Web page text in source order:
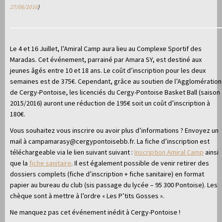
27/06/2016)
Le 4 et 16 Juillet, l’Amiral Camp aura lieu au Complexe Sportif des
Maradas. Cet événement, parrainé par Amara SY, est destiné aux
jeunes âgés entre 10 et 18 ans. Le coût d’inscription pour les deux
semaines est de 375€. Cependant, grâce au soutien de l’Agglomération
de Cergy-Pontoise, les licenciés du Cergy-Pontoise Basket Ball (saison
2015/2016) auront une réduction de 195€ soit un coût d’inscription à
180€.
Vous souhaitez vous inscrire ou avoir plus d’informations ? Envoyez un
mail à campamarasy@cergypontoisebb.fr. La fiche d’inscription est
téléchargeable via le lien suivant suivant : Inscription Amiral Camp ainsi
que la fiche sanitaire. Il est également possible de venir retirer des
dossiers complets (fiche d’inscription + fiche sanitaire) en format
papier au bureau du club (sis passage du lycée – 95 300 Pontoise). Les
chèque sont à mettre à l’ordre « Les P’tits Gosses ».
Ne manquez pas cet événement inédit à Cergy-Pontoise !